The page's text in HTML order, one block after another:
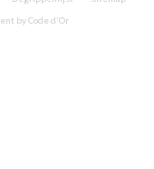
by Code d'Or